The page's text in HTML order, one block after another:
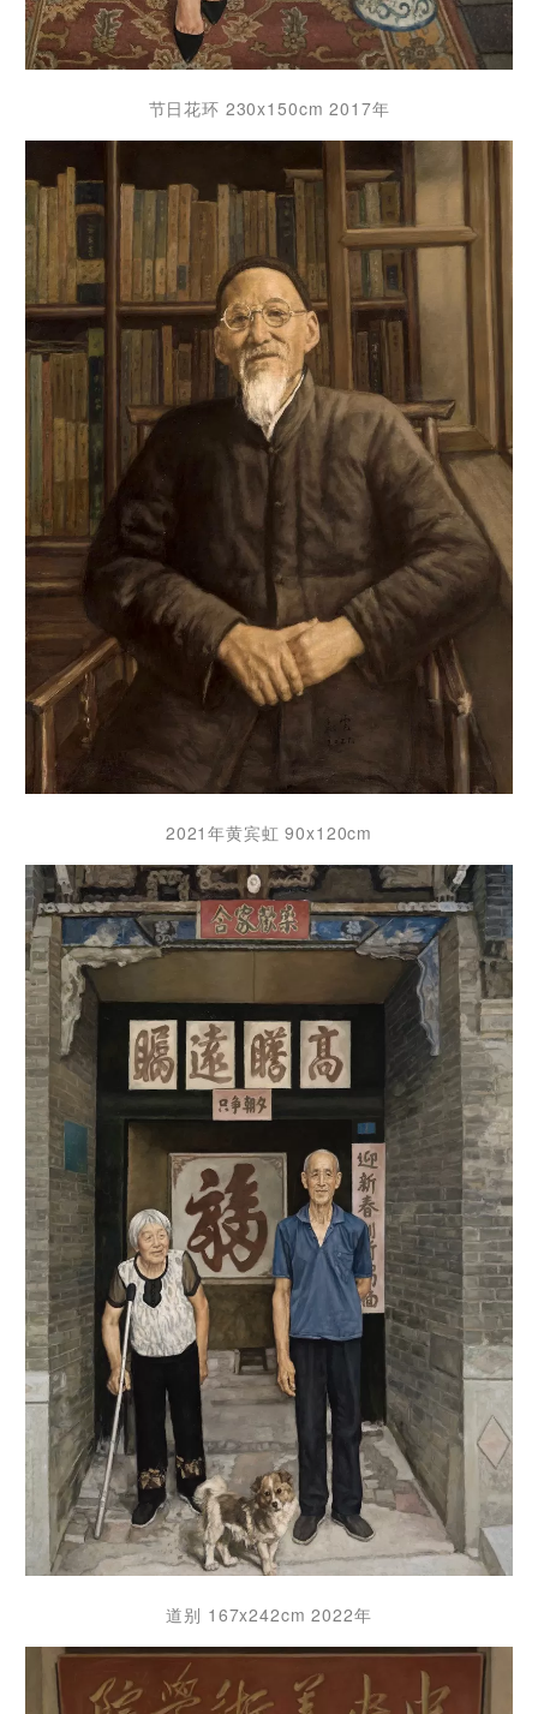
节日花环 230x150cm 2017年
2021年黄宾虹 90x120cm
道别 167x242cm 2022年